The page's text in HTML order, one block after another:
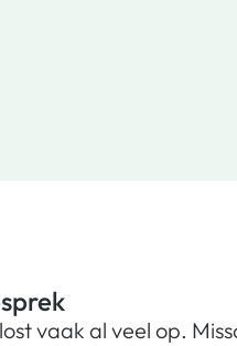
vaak al veel op.